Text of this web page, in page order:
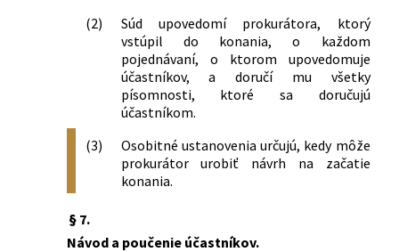
(2)
Súd upovedomí prokurátora, ktorý
vstúpil do konania, o každom
pojednávaní, o ktorom upovedomuje
účastníkov, a doručí mu všetky
písomnosti, ktoré sa doručujú
účastníkom.
(3)
Osobitné ustanovenia určujú, kedy môže
prokurátor urobiť návrh na začatie
konania.
§ 7.
Návod a poučenie účastníkov.